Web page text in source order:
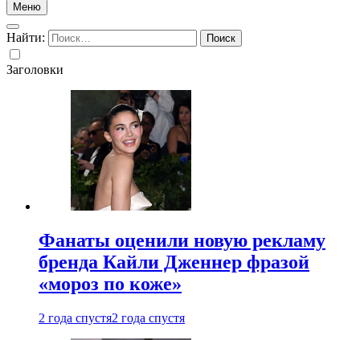
Меню
Найти:
Заголовки
Фанаты оценили новую рекламу
бренда Кайли Дженнер фразой
«мороз по коже»
2 года спустя2 года спустя